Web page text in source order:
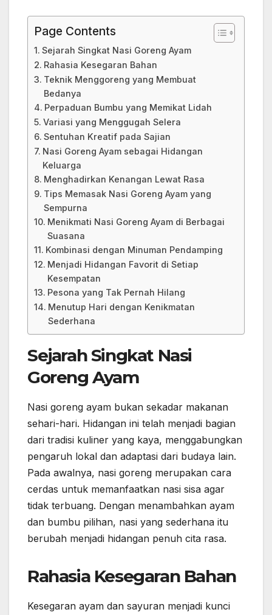
Page Contents
Sejarah Singkat Nasi Goreng Ayam
Rahasia Kesegaran Bahan
Teknik Menggoreng yang Membuat
Bedanya
Perpaduan Bumbu yang Memikat Lidah
Variasi yang Menggugah Selera
Sentuhan Kreatif pada Sajian
Nasi Goreng Ayam sebagai Hidangan
Keluarga
Menghadirkan Kenangan Lewat Rasa
Tips Memasak Nasi Goreng Ayam yang
Sempurna
Menikmati Nasi Goreng Ayam di Berbagai
Suasana
Kombinasi dengan Minuman Pendamping
Menjadi Hidangan Favorit di Setiap
Kesempatan
Pesona yang Tak Pernah Hilang
Menutup Hari dengan Kenikmatan
Sederhana
Sejarah Singkat Nasi
Goreng Ayam
Nasi goreng ayam bukan sekadar makanan
sehari-hari. Hidangan ini telah menjadi bagian
dari tradisi kuliner yang kaya, menggabungkan
pengaruh lokal dan adaptasi dari budaya lain.
Pada awalnya, nasi goreng merupakan cara
cerdas untuk memanfaatkan nasi sisa agar
tidak terbuang. Dengan menambahkan ayam
dan bumbu pilihan, nasi yang sederhana itu
berubah menjadi hidangan penuh cita rasa.
Rahasia Kesegaran Bahan
Kesegaran ayam dan sayuran menjadi kunci